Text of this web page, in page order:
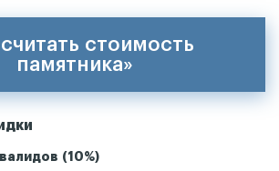
стоимость
памятника»
(10%)